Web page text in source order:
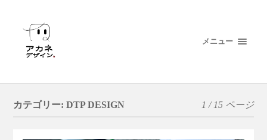
メニュー
カテゴリー:DTP DESIGN 1 / 15 ページ